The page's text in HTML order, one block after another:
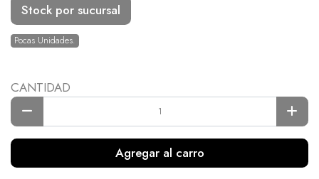
Stock por sucursal
Pocas Unidades.
CANTIDAD
Agregar al carro